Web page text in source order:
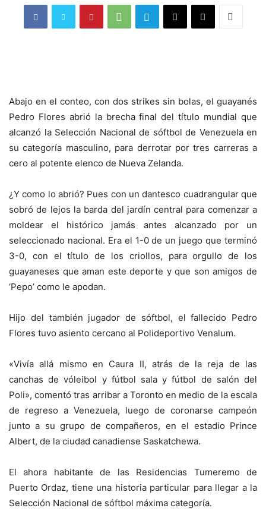
Abajo en el conteo, con dos strikes sin bolas, el guayanés
Pedro Flores abrió la brecha final del título mundial que
alcanzó la Selección Nacional de sóftbol de Venezuela en
su categoría masculino, para derrotar por tres carreras a
cero al potente elenco de Nueva Zelanda.
¿Y como lo abrió? Pues con un dantesco cuadrangular que
sobró de lejos la barda del jardín central para comenzar a
moldear el histórico jamás antes alcanzado por un
seleccionado nacional. Era el 1-0 de un juego que terminó
3-0, con el título de los criollos, para orgullo de los
guayaneses que aman este deporte y que son amigos de
‘Pepo’ como le apodan.
Hijo del también jugador de sóftbol, el fallecido Pedro
Flores tuvo asiento cercano al Polideportivo Venalum.
«Vivía allá mismo en Caura II, atrás de la reja de las
canchas de vóleibol y fútbol sala y fútbol de salón del
Poli», comentó tras arribar a Toronto en medio de la escala
de regreso a Venezuela, luego de coronarse campeón
junto a su grupo de compañeros, en el estadio Prince
Albert, de la ciudad canadiense Saskatchewa.
El ahora habitante de las Residencias Tumeremo de
Puerto Ordaz, tiene una historia particular para llegar a la
Selección Nacional de sóftbol máxima categoría.